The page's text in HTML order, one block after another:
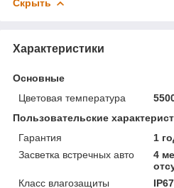
Скрыть
Характеристики
Основные
Цветовая температура
Пользовательские
Гарантия
1
Засветка встречных авто
4
Класс влагозащиты
IP67